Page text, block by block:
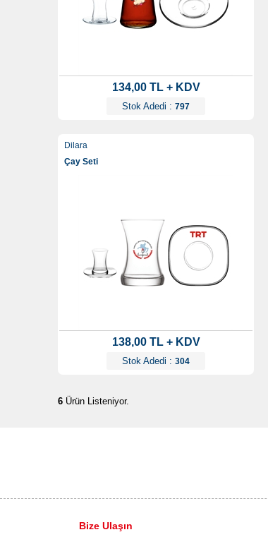
134,00 TL + KDV
Stok Adedi : 797
Dilara
Çay Seti
138,00 TL + KDV
Stok Adedi : 304
6 Ürün Listeniyor.
Bize Ulaşın